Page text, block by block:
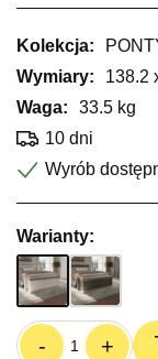
Kolekcja:
Wymiary:
138.2
Waga:
33.5 kg
10 dni
Wyrób
Warianty:
- +